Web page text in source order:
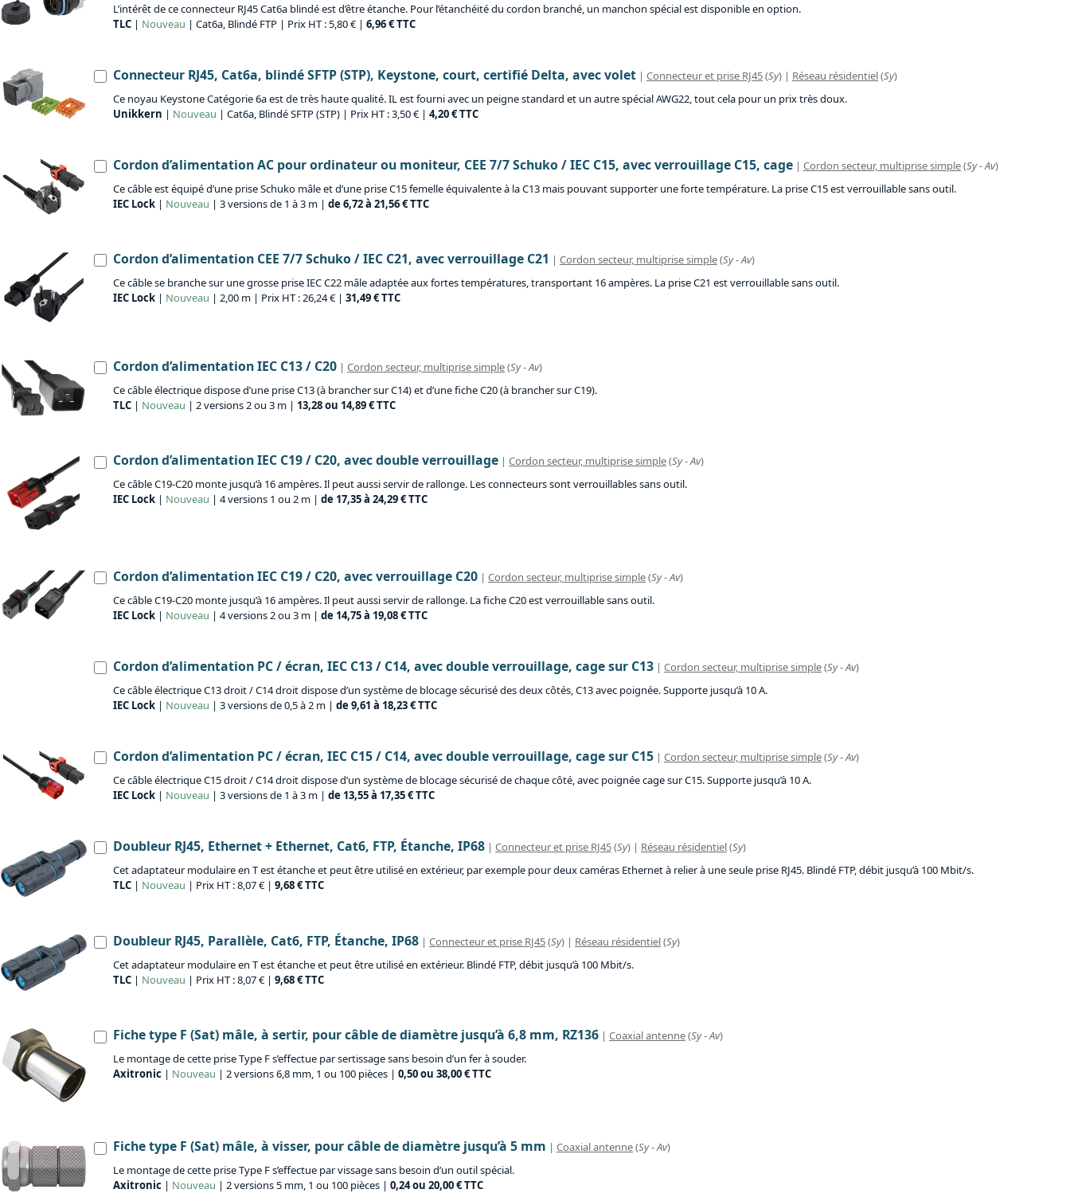
L’intérêt de ce connecteur RJ45 Cat6a blindé est d’être étanche. Pour l’étanchéité du cordon branché, un manchon spécial est disponible en option.
TLC | Nouveau | Cat6a, Blindé FTP | Prix HT : 5,80 € | 6,96 € TTC
Connecteur RJ45, Cat6a, blindé SFTP (STP), Keystone, court, certifié Delta, avec volet | Connecteur et prise RJ45(Sy) | Réseau résidentiel(Sy)
Ce noyau Keystone Catégorie 6a est de très haute qualité. IL est fourni avec un peigne standard et un autre spécial AWG22, tout cela pour un prix très doux.
Unikkern | Nouveau | Cat6a, Blindé SFTP (STP) | Prix HT : 3,50 € | 4,20 € TTC
Cordon d’alimentation AC pour ordinateur ou moniteur, CEE 7/7 Schuko / IEC C15, avec verrouillage C15, cage | Cordon secteur, multiprise simple(Sy-Av)
Ce câble est équipé d’une prise Schuko mâle et d’une prise C15 femelle équivalente à la C13 mais pouvant supporter une forte température. La prise C15 est verrouillable sans outil.
IEC Lock | Nouveau | 3 versions de 1 à 3 m | de 6,72 à 21,56 € TTC
Cordon d’alimentation CEE 7/7 Schuko / IEC C21, avec verrouillage C21 | Cordon secteur, multiprise simple(Sy-Av)
Ce câble se branche sur une grosse prise IEC C22 mâle adaptée aux fortes températures, transportant 16 ampères. La prise C21 est verrouillable sans outil.
IEC Lock | Nouveau | 2,00 m | Prix HT : 26,24 € | 31,49 € TTC
Cordon d’alimentation IEC C13 / C20 | Cordon secteur, multiprise simple(Sy-Av)
Ce câble électrique dispose d’une prise C13 (à brancher sur C14) et d’une fiche C20 (à brancher sur C19).
TLC | Nouveau | 2 versions 2 ou 3 m | 13,28 ou 14,89 € TTC
Cordon d’alimentation IEC C19 / C20, avec double verrouillage | Cordon secteur, multiprise simple(Sy-Av)
Ce câble C19-C20 monte jusqu’à 16 ampères. Il peut aussi servir de rallonge. Les connecteurs sont verrouillables sans outil.
IEC Lock | Nouveau | 4 versions 1 ou 2 m | de 17,35 à 24,29 € TTC
Cordon d’alimentation IEC C19 / C20, avec verrouillage C20 | Cordon secteur, multiprise simple(Sy-Av)
Ce câble C19-C20 monte jusqu’à 16 ampères. Il peut aussi servir de rallonge. La fiche C20 est verrouillable sans outil.
IEC Lock | Nouveau | 4 versions 2 ou 3 m | de 14,75 à 19,08 € TTC
Cordon d’alimentation PC / écran, IEC C13 / C14, avec double verrouillage, cage sur C13 | Cordon secteur, multiprise simple(Sy-Av)
Ce câble électrique C13 droit / C14 droit dispose d’un système de blocage sécurisé des deux côtés, C13 avec poignée. Supporte jusqu’à 10 A.
IEC Lock | Nouveau | 3 versions de 0,5 à 2 m | de 9,61 à 18,23 € TTC
Cordon d’alimentation PC / écran, IEC C15 / C14, avec double verrouillage, cage sur C15 | Cordon secteur, multiprise simple(Sy-Av)
Ce câble électrique C15 droit / C14 droit dispose d’un système de blocage sécurisé de chaque côté, avec poignée cage sur C15. Supporte jusqu’à 10 A.
IEC Lock | Nouveau | 3 versions de 1 à 3 m | de 13,55 à 17,35 € TTC
Doubleur RJ45, Ethernet + Ethernet, Cat6, FTP, Étanche, IP68 | Connecteur et prise RJ45(Sy) | Réseau résidentiel(Sy)
Cet adaptateur modulaire en T est étanche et peut être utilisé en extérieur, par exemple pour deux caméras Ethernet à relier à une seule prise RJ45. Blindé FTP, débit jusqu’à 100 Mbit/s.
TLC | Nouveau | Prix HT : 8,07 € | 9,68 € TTC
Doubleur RJ45, Parallèle, Cat6, FTP, Étanche, IP68 | Connecteur et prise RJ45(Sy) | Réseau résidentiel(Sy)
Cet adaptateur modulaire en T est étanche et peut être utilisé en extérieur. Blindé FTP, débit jusqu’à 100 Mbit/s.
TLC | Nouveau | Prix HT : 8,07 € | 9,68 € TTC
Fiche type F (Sat) mâle, à sertir, pour câble de diamètre jusqu’à 6,8 mm, RZ136 | Coaxial antenne(Sy-Av)
Le montage de cette prise Type F s’effectue par sertissage sans besoin d’un fer à souder.
Axitronic | Nouveau | 2 versions 6,8 mm, 1 ou 100 pièces | 0,50 ou 38,00 € TTC
Fiche type F (Sat) mâle, à visser, pour câble de diamètre jusqu’à 5 mm | Coaxial antenne(Sy-Av)
Le montage de cette prise Type F s’effectue par vissage sans besoin d’un outil spécial.
Axitronic | Nouveau | 2 versions 5 mm, 1 ou 100 pièces | 0,24 ou 20,00 € TTC